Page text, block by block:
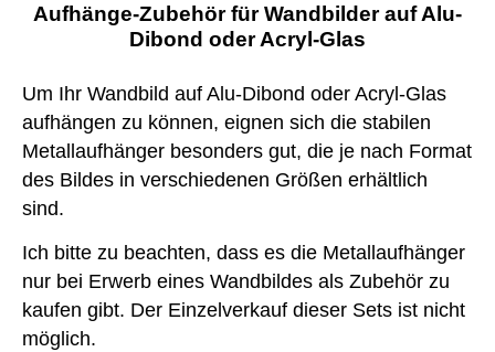
Aufhänge-Zubehör für Wandbilder auf Alu-
Dibond oder Acryl-Glas
Um Ihr Wandbild auf Alu-Dibond oder Acryl-Glas
aufhängen zu können, eignen sich die stabilen
Metallaufhänger besonders gut, die je nach Format
des Bildes in verschiedenen Größen erhältlich
sind.
Ich bitte zu beachten, dass es die Metallaufhänger
nur bei Erwerb eines Wandbildes als Zubehör zu
kaufen gibt. Der Einzelverkauf dieser Sets ist nicht
möglich.